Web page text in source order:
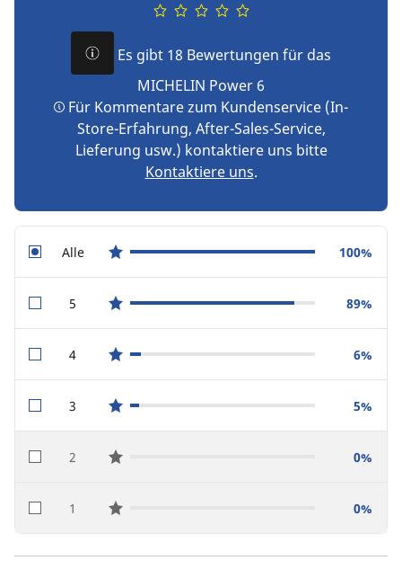
Es gibt 18 Bewertungen für das
MICHELIN Power 6
Für Kommentare zum Kundenservice (In-
Store-Erfahrung, After-Sales-Service,
Lieferung usw.) kontaktiere uns bitte
Kontaktiere uns.
Allestar reviews 100%
5star reviews 89%
4star reviews 6%
3star reviews 5%
2star reviews 0%
1star reviews 0%